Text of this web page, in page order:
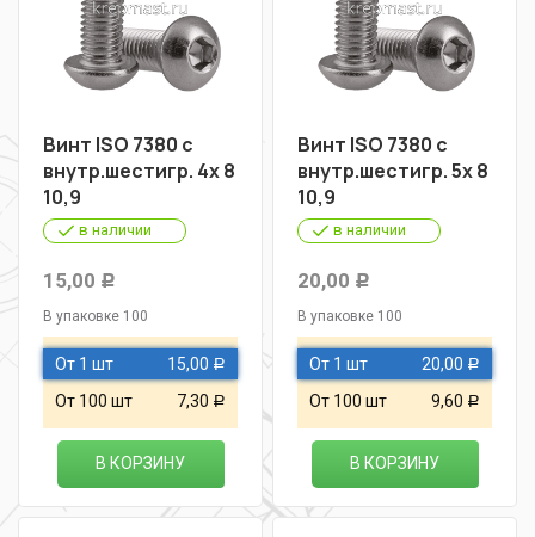
Винт ISO 7380 с
внутр.шестигр. 4х 8
10,9
в наличии
15,00 Р
В упаковке 100
От 1 шт 15,00 Р
От 100 шт 7,30 Р
В КОРЗИНУ
Винт ISO 7380 с
внутр.шестигр. 5х 8
10,9
в наличии
20,00 Р
В упаковке 100
От 1 шт 20,00 Р
От 100 шт 9,60 Р
В КОРЗИНУ